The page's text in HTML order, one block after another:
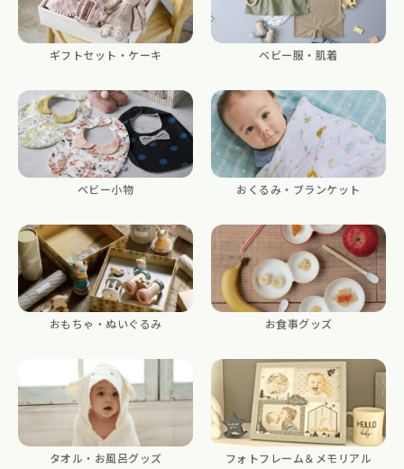
ギフトセット・ケーキ ベビー服・肌着
ベビー小物 おくるみ・ブランケット
おもちゃ・ぬいぐるみ お食事グッズ
タオル・お風呂グッズ フォトフレーム＆メモリアル